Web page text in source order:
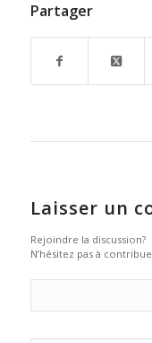
Partager
Laisser un
Rejoindre la discussion?
N’hésitez pas à